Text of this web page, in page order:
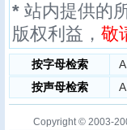
* 站内提供的
版权利益， 敬
按字母检索 A
按声母检索
A
Copyright © 2003-